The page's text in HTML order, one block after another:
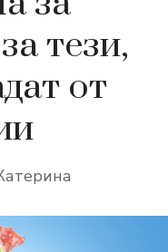
тези,
от